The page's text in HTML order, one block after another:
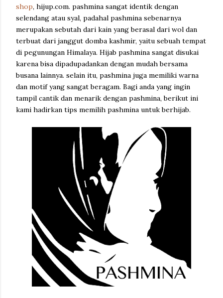
shop, hijup.com. pashmina sangat identik dengan
selendang atau syal, padahal pashmina sebenarnya
merupakan sebutah dari kain yang berasal dari wol dan
terbuat dari janggut domba kashmir, yaitu sebuah tempat
di pegunungan Himalaya. Hijab pashmina sangat disukai
karena bisa dipadupadankan dengan mudah bersama
busana lainnya. selain itu, pashmina juga memiliki warna
dan motif yang sangat beragam. Bagi anda yang ingin
tampil cantik dan menarik dengan pashmina, berikut ini
kami hadirkan tips memilih pashmina untuk berhijab.